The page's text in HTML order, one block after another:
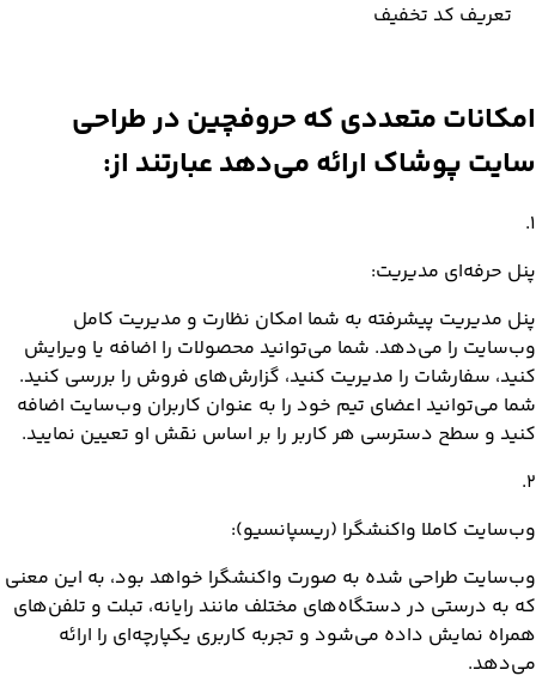
تعریف کد تخفیف
امکاناتمتعددی که حروفچین در طراحی
سایت پوشاک ارائه می‌دهد عبارتند از:
1
.
پنل حرفه‌ای مدیریت:
پنل مدیریت پیشرفته به شما امکان نظارت و مدیریت کامل
وب‌سایت را می‌دهد. شما می‌توانید محصولات را اضافه یا ویرایش
کنید، سفارشات را مدیریت کنید، گزارش‌های فروش را بررسی کنید.
شما می‌توانید اعضای تیم خود را به عنوان کاربران وب‌سایت اضافه
کنید و سطح دسترسی هر کاربر را بر اساس نقش او تعیین نمایید.
2
.
وب‌سایت کاملا واکنشگرا (ریسپانسیو):
وب‌سایت طراحی شده به صورت واکنشگرا خواهد بود، به این معنی
که به درستی در دستگاه‌های مختلف مانند رایانه، تبلت و تلفن‌های
همراه نمایش داده می‌شود و تجربه کاربری یکپارچه‌ای را ارائه
می‌دهد.